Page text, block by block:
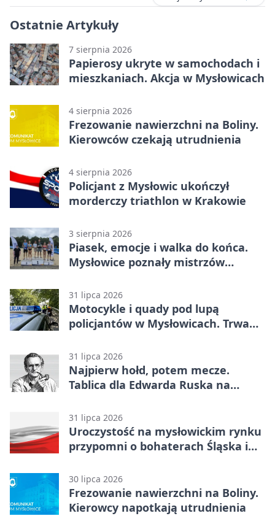
Ostatnie Artykuły
7 sierpnia 2026
Papierosy ukryte w samochodach i
mieszkaniach. Akcja w Mysłowicach
4 sierpnia 2026
Frezowanie nawierzchni na Boliny.
Kierowców czekają utrudnienia
4 sierpnia 2026
Policjant z Mysłowic ukończył
morderczy triathlon w Krakowie
3 sierpnia 2026
Piasek, emocje i walka do końca.
Mysłowice poznały mistrzów
31 lipca 2026
Motocykle i quady pod lupą
policjantów w Mysłowicach. Trwa
31 lipca 2026
Najpierw hołd, potem mecze.
Tablica dla Edwarda Ruska na
31 lipca 2026
Uroczystość na mysłowickim rynku
przypomni o bohaterach Śląska i
30 lipca 2026
Frezowanie nawierzchni na Boliny.
Kierowcy napotkają utrudnienia